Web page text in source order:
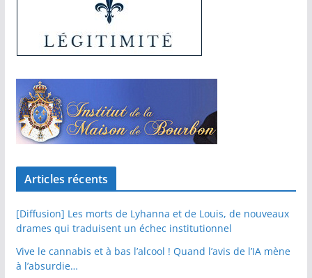
Articles récents
[Diffusion] Les morts de Lyhanna et de Louis, de nouveaux
drames qui traduisent un échec institutionnel
Vive le cannabis et à bas l’alcool ! Quand l’avis de l’IA mène
à l’absurdie…